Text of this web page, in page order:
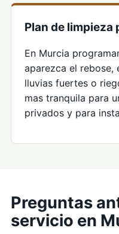
Plan de limpieza
En Murcia
aparezca el rebose,
lluvias fuertes o
mas tranquila para
privados y para
Preguntas
servicio en